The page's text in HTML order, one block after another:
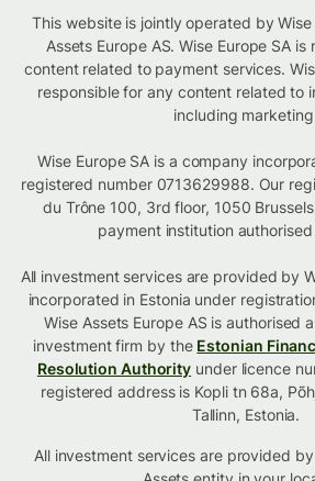
This website is jointly operated by Wise
Assets Europe AS. Wise Europe SA
content related to payment services.
responsible for any content related to
including
Wise Europe SA is a company
registered number 0713629988. Our
du Trône 100, 3rd floor, 1050
payment institution authorised
All investment services are provided by
incorporated in Estonia under
Wise Assets Europe AS is authorised
investment firm by the Estonian
Resolution Authority under licence
registered address is Kopli tn 68a,
Tallinn, Estonia.
All investment services are provided